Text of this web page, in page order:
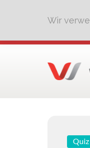
Wir
Quiz